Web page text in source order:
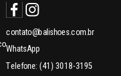
contato@balishoes.com.br
WhatsApp
Telefone: (41) 3018-3195